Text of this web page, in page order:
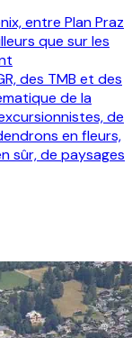
entre Plan Praz
que sur les
des TMB et des
de la
de
en fleurs,
sûr, de paysages